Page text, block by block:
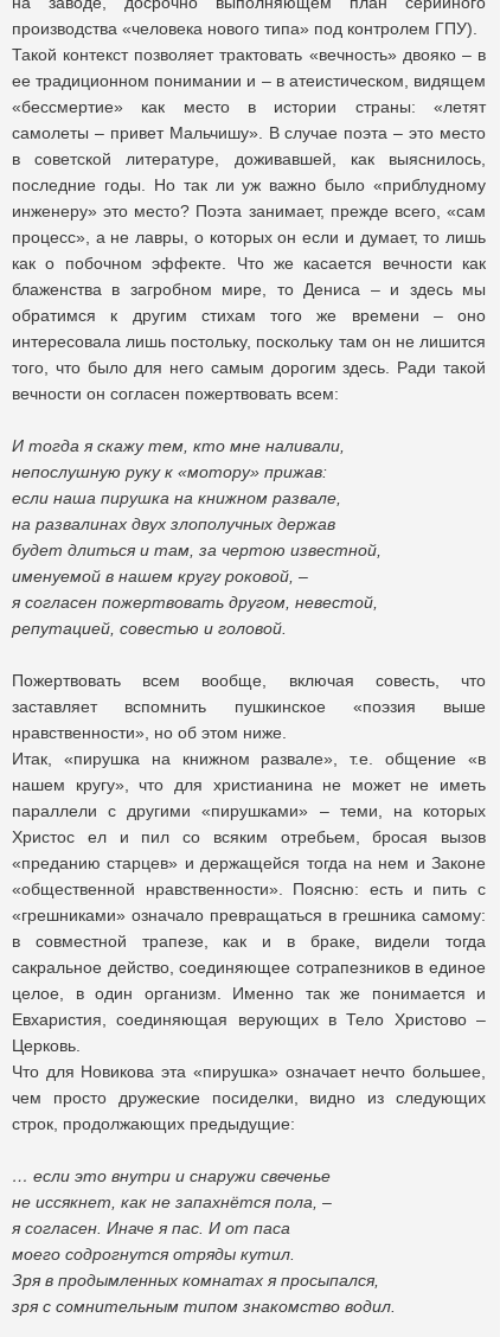
производства «человека нового типа» под контролем ГПУ).
Такой контекст позволяет трактовать «вечность» двояко – в
ее традиционном понимании и – в атеистическом, видящем
«бессмертие» как место в истории страны: «летят
самолеты – привет Мальчишу». В случае поэта – это место
в советской литературе, доживавшей, как выяснилось,
последние годы. Но так ли уж важно было «приблудному
инженеру» это место? Поэта занимает, прежде всего, «сам
процесс», а не лавры, о которых он если и думает, то лишь
как о побочном эффекте. Что же касается вечности как
блаженства в загробном мире, то Дениса – и здесь мы
обратимся к другим стихам того же времени – оно
интересовала лишь постольку, поскольку там он не лишится
того, что было для него самым дорогим здесь. Ради такой
вечности он согласен пожертвовать всем:
И тогда я скажу тем, кто мне наливали,
непослушную руку к «мотору» прижав:
если наша пирушка на книжном развале,
на развалинах двух злополучных держав
будет длиться и там, за чертою известной,
именуемой в нашем кругу роковой, –
я согласен пожертвовать другом, невестой,
репутацией, совестью и головой.
Пожертвовать всем вообще, включая совесть, что
заставляет вспомнить пушкинское «поэзия выше
нравственности», но об этом ниже.
Итак, «пирушка на книжном развале», т.е. общение «в
нашем кругу», что для христианина не может не иметь
параллели с другими «пирушками» – теми, на которых
Христос ел и пил со всяким отребьем, бросая вызов
«преданию старцев» и держащейся тогда на нем и Законе
«общественной нравственности». Поясню: есть и пить с
«грешниками» означало превращаться в грешника самому:
в совместной трапезе, как и в браке, видели тогда
сакральное действо, соединяющее сотрапезников в единое
целое, в один организм. Именно так же понимается и
Евхаристия, соединяющая верующих в Тело Христово –
Церковь.
Что для Новикова эта «пирушка» означает нечто большее,
чем просто дружеские посиделки, видно из следующих
строк, продолжающих предыдущие:
… если это внутри и снаружи свеченье
не иссякнет, как не запахнётся пола, –
я согласен. Иначе я пас. И от паса
моего содрогнутся отряды кутил.
Зря в продымленных комнатах я просыпался,
зря с сомнительным типом знакомство водил.